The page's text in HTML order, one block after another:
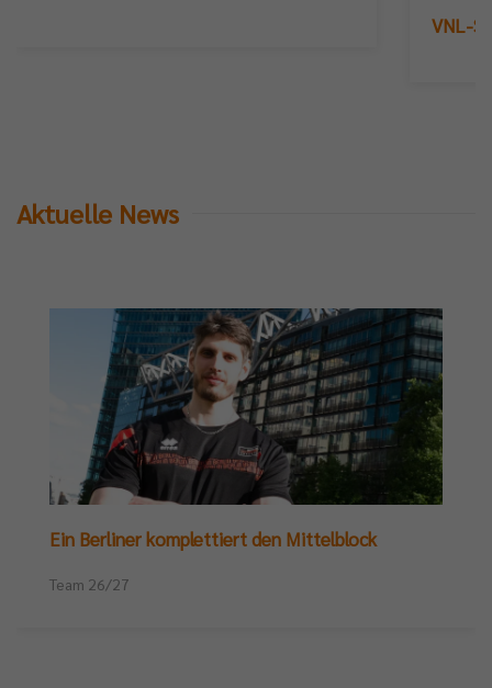
VNL-
Aktuelle News
Ein Berliner komplettiert den Mittelblock
Team 26/27